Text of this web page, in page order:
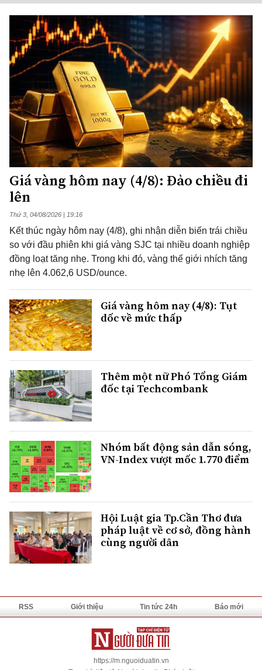
Giá vàng hôm nay (4/8): Đảo chiều đi
lên
Thứ 3, 04/08/2026 | 19:16
Kết thúc ngày hôm nay (4/8), ghi nhận diễn biến trái chiều
so với đầu phiên khi giá vàng SJC tại nhiều doanh nghiệp
đồng loạt tăng nhẹ. Trong khi đó, vàng thế giới nhích tăng
nhẹ lên 4.062,6 USD/ounce.
Giá vàng hôm nay (4/8): Tụt
dốc về mức thấp
Thêm một nữ Phó Tổng Giám
đốc tại Techcombank
Nhóm bất động sản dẫn sóng,
VN-Index vượt mốc 1.770 điểm
Hội Luật gia Tp.Cần Thơ đưa
pháp luật về cơ sở, đồng hành
cùng người dân
RSS Giới thiệu Tin tức 24h Báo mới
https://m.nguoiduatin.vn